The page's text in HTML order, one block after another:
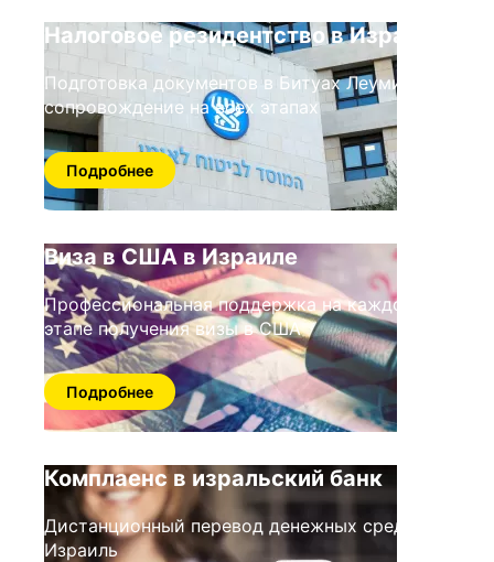
Налоговое резидентство в Израиле
Подготовка документов в Битуах Леуми,
сопровождение на всех этапах
Подробнее
Виза в США в Израиле
Профессиональная поддержка на каждом
этапе получения визы в США
Подробнее
Комплаенс в изральский банк
Дистанционный перевод денежных средств в
Израиль